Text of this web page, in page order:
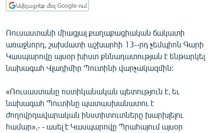
ՂԱՐԱԲԱՂ
ՊԱՏԵՐԱԶՄԻ 6 ՇԱԲԱԹՆԵՐԸ
ՏԱՐԱԾԱՇՐՋԱՆ
ՄԻՋԱԶԳԱՅԻՆ
ՄՇԱԿՈՒՅԹ
ՍՊՈՐՏ
Ավելացրեք մեզ Google-ում
Ռուսաստանի միացյալ քաղաքացիական ճակատի
առաջնորդ, շախմատի աշխարհի 13֊-րդ չեմպիոն Գարի
Կասպարովը այսօր խիստ քննադատության է ենթարկել
նախագահ Վլադիմիր Պուտինի վարչակազմին:
«Ռուսաստանը ոստիկանական պետություն է, եւ
նախագահ Պուտինը պատասխանատու է
ժողովրդավարական ինստիտուտները խարխլելու
համար»,֊ - ասել է Կասպարովը Պրահայում այսօր